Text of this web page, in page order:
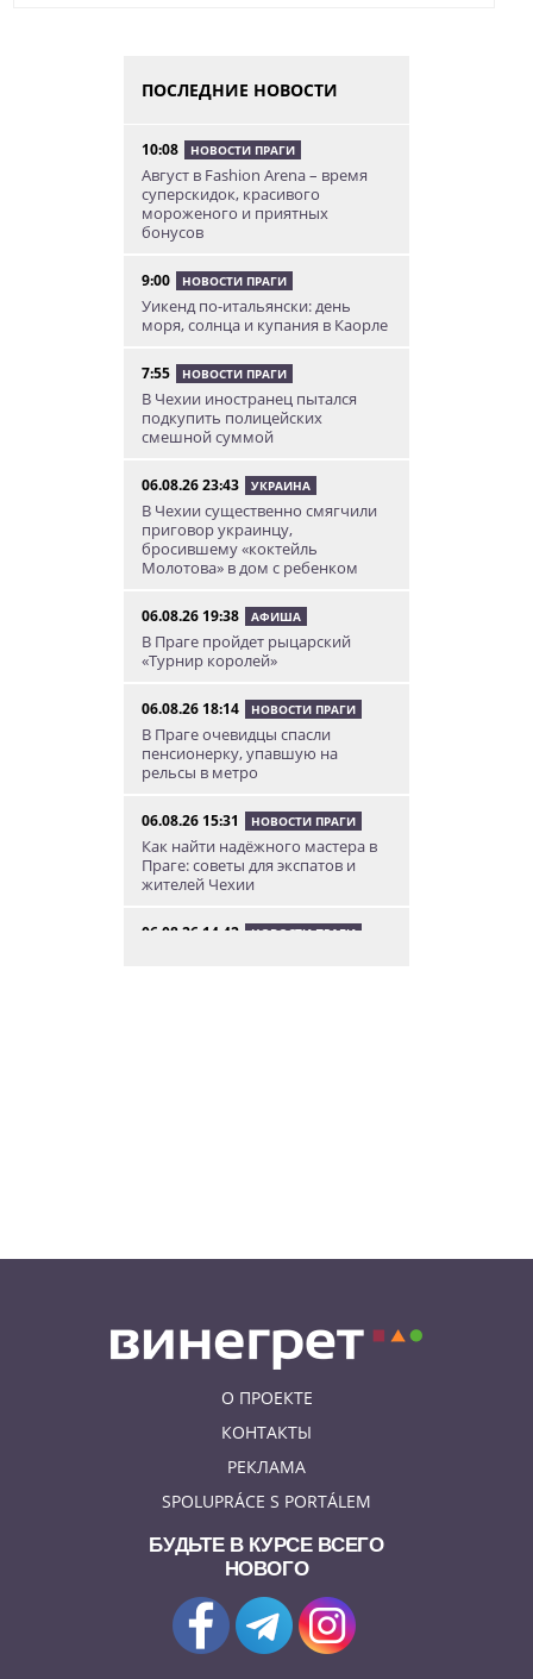
ПОСЛЕДНИЕ НОВОСТИ
10:08 НОВОСТИ ПРАГИ
Август в Fashion Arena – время
суперскидок, красивого
мороженого и приятных
бонусов
9:00 НОВОСТИ ПРАГИ
Уикенд по-итальянски: день
моря, солнца и купания в Каорле
7:55 НОВОСТИ ПРАГИ
В Чехии иностранец пытался
подкупить полицейских
смешной суммой
06.08.26 23:43 УКРАИНА
В Чехии существенно смягчили
приговор украинцу,
бросившему «коктейль
Молотова» в дом с ребенком
06.08.26 19:38 АФИША
В Праге пройдет рыцарский
«Турнир королей»
06.08.26 18:14 НОВОСТИ ПРАГИ
В Праге очевидцы спасли
пенсионерку, упавшую на
рельсы в метро
06.08.26 15:31 НОВОСТИ ПРАГИ
Как найти надёжного мастера в
Праге: советы для экспатов и
жителей Чехии
06.08.26 14:42 НОВОСТИ ПРАГИ
О ПРОЕКТЕ
КОНТАКТЫ
РЕКЛАМА
SPOLUPRÁCE S PORTÁLEM
БУДЬТЕ В КУРСЕ ВСЕГО
НОВОГО